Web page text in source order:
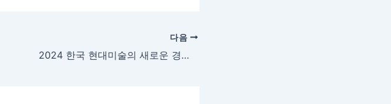
다음
2024 한국 현대미술의 새로운 경향: 서울 갤러리 신작 전시 물결